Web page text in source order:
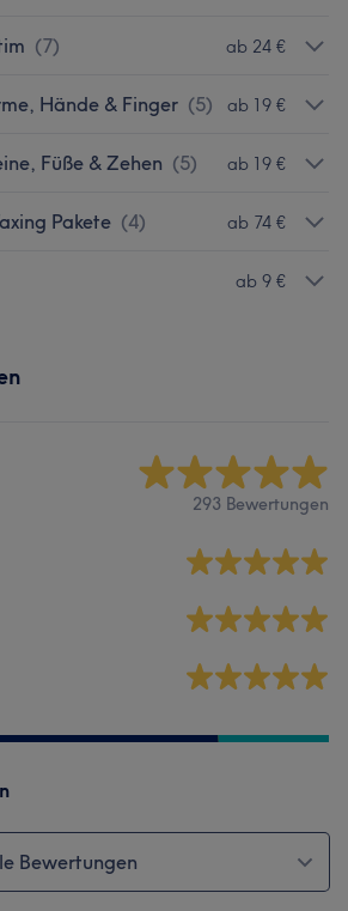
(7) ab 24 €
Hände & Finger (5) ab 19 €
Füße & Zehen (5) ab 19 €
Pakete (4) ab 74 €
ab 9 €
293 Bewertungen
Bewertungen